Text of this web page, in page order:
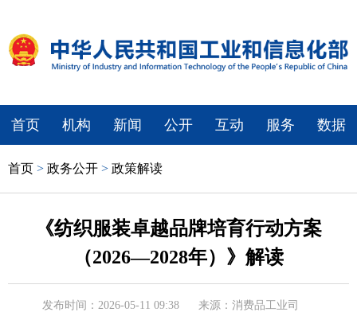
首页 机构 新闻 公开 互动 服务 数据
首页 > 政务公开 > 政策解读
《纺织服装卓越品牌培育行动方案
（2026—2028年）》解读
发布时间：2026-05-11 09:38 来源：消费品工业司